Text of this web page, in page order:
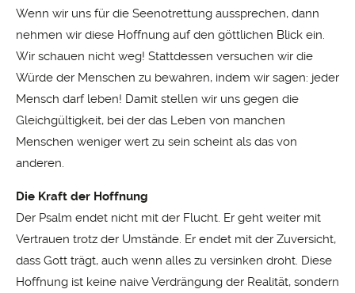
Wenn wir uns für die Seenotrettung aussprechen, dann
nehmen wir diese Hoffnung auf den göttlichen Blick ein.
Wir schauen nicht weg! Stattdessen versuchen wir die
Würde der Menschen zu bewahren, indem wir sagen: jeder
Mensch darf leben! Damit stellen wir uns gegen die
Gleichgültigkeit, bei der das Leben von manchen
Menschen weniger wert zu sein scheint als das von
anderen.
Die Kraft der Hoffnung
Der Psalm endet nicht mit der Flucht. Er geht weiter mit
Vertrauen trotz der Umstände. Er endet mit der Zuversicht,
dass Gott trägt, auch wenn alles zu versinken droht. Diese
Hoffnung ist keine naive Verdrängung der Realität, sondern